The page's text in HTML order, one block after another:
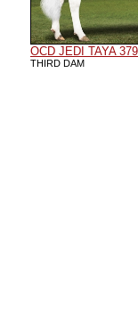
OCD JEDI TAYA
THIRD DAM